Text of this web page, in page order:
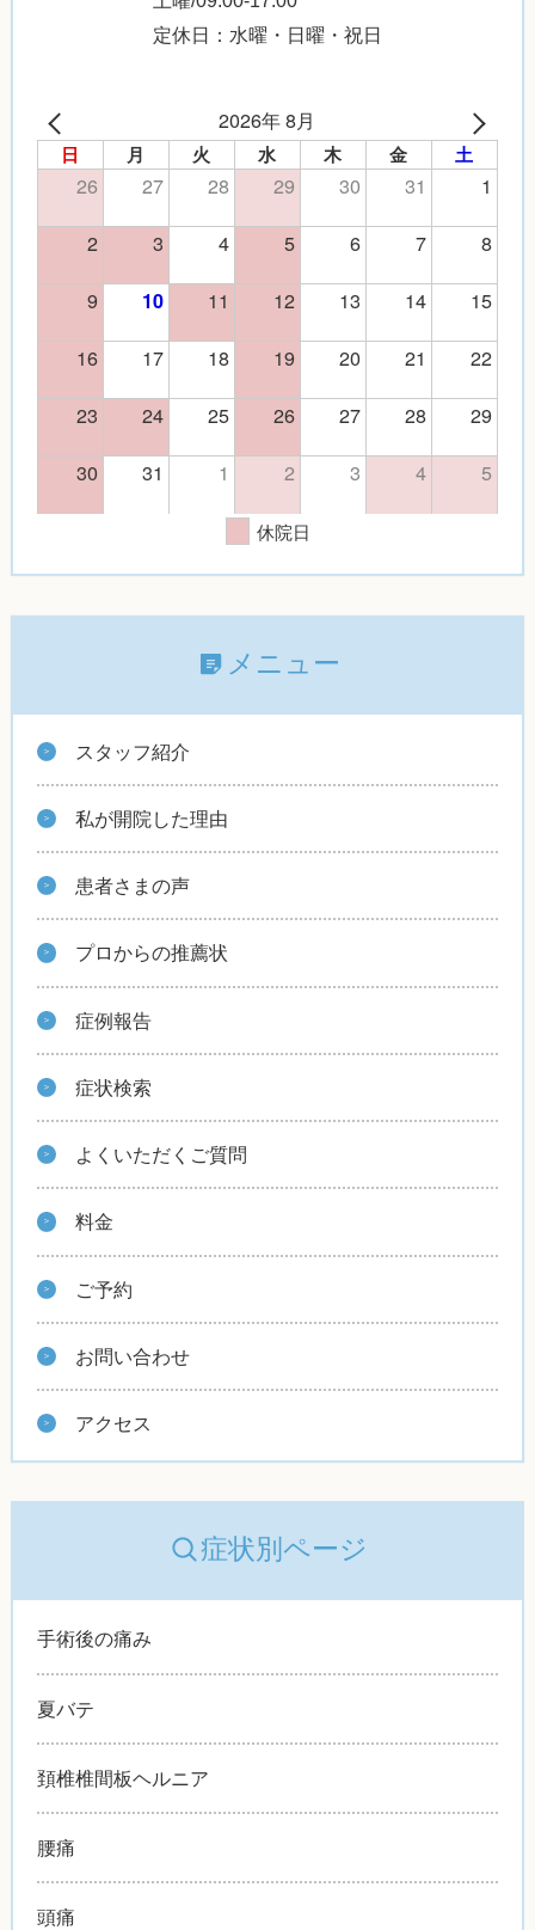
定休日：水曜・日曜・祝日
2026年 8月
日 月 火 水 木 金 土
26 27 28 29 30 31
1
2
3 4 5 6 7
8
9
10 11 12 13 14
15
16
17 18 19 20 21
22
23
24 25 26 27 28
29
30
31 1 2 3 4 5
休院日
メニュー
スタッフ紹介
私が開院した理由
患者さまの声
プロからの推薦状
症例報告
症状検索
よくいただくご質問
料金
ご予約
お問い合わせ
アクセス
症状別ページ
手術後の痛み
夏バテ
頚椎椎間板ヘルニア
腰痛
頭痛